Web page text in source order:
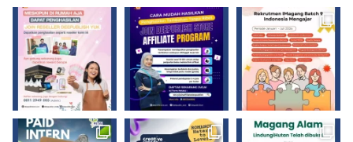
P
e
n
u
l